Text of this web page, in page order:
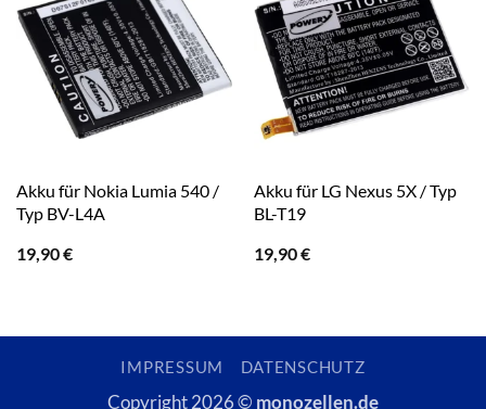
Akku für Nokia Lumia 540 /
Typ BV-L4A
19,90€
Akku für LG Nexus 5X / Typ
BL-T19
19,90€
IMPRESSUM DATENSCHUTZ
Copyright 2026 © monozellen.de